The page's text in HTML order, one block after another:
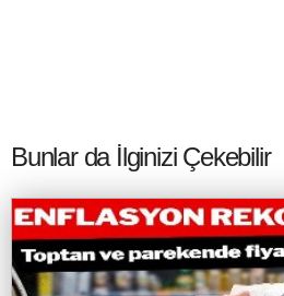
Bunlar da İlginizi Çekebilir